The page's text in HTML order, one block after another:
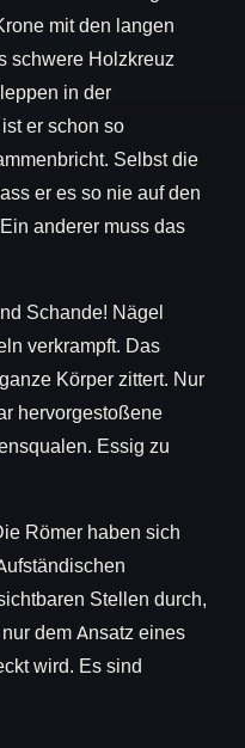
mit den langen
schwere Holzkreuz
in der
er schon so
Selbst die
er es so nie auf den
anderer muss das
Schande! Nägel
verkrampft. Das
Körper zittert. Nur
hervorgestoßene
Essig zu
Römer haben sich
Stellen durch,
dem Ansatz eines
wird. Es sind